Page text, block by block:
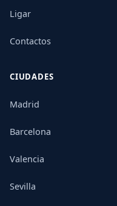
Ligar
Contactos
CIUDADES
Madrid
Barcelona
Valencia
Sevilla